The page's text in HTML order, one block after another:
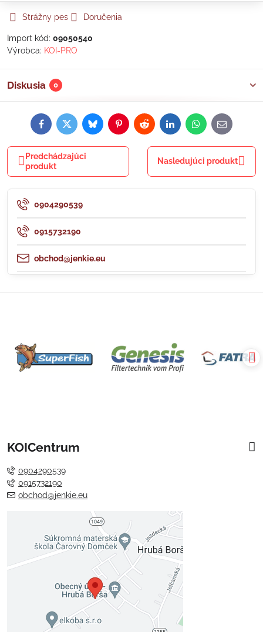
Strážny pes Doručenia
Import kód: 09050540
Výrobca: KOI-PRO
Diskusia 0
FacebookTwitterBlueskyPinterestRedditLinkedInWhatsApp
E-
mail
Predchádzajúci
produkt
Nasledujúci produkt
0904290539
0915732190
obchod@jenkie.eu
KOICentrum
0904290539
0915732190
obchod@jenkie.eu
Externý obsah je blokovaný
Voľbami súkromia
Prajete si načítať externý obsah?
Povoliť tentokrát